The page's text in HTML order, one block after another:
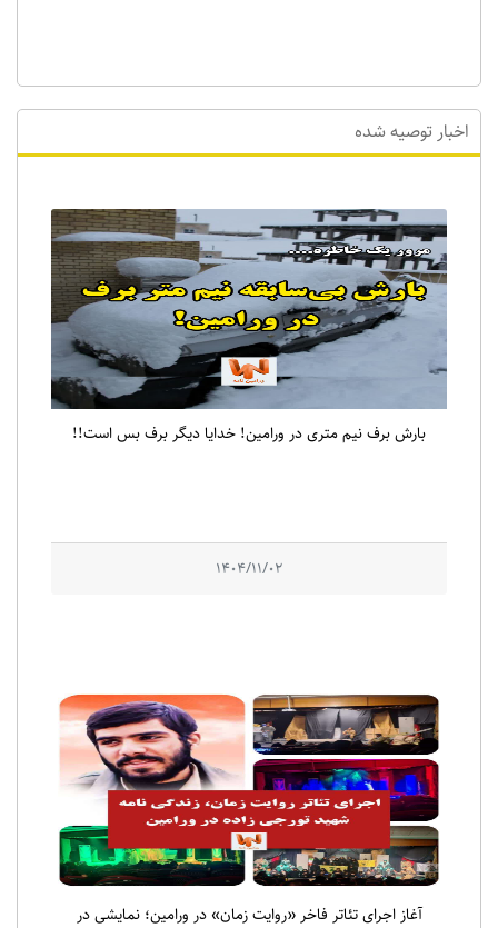
اخبار توصیه شده
بارش برف نیم متری در ورامین! خدایا دیگر برف بس است!!
1404/11/02
آغاز اجرای تئاتر فاخر «روایت زمان» در ورامین؛ نمایشی در